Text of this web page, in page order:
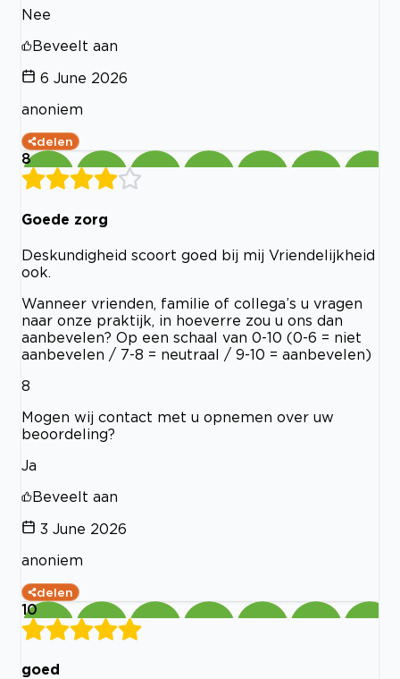
Nee
Beveelt aan
6 June 2026
anoniem
delen
8
Goede zorg
Deskundigheid scoort goed bij mij Vriendelijkheid
ook.
Wanneer vrienden, familie of collega’s u vragen
naar onze praktijk, in hoeverre zou u ons dan
aanbevelen? Op een schaal van 0-10 (0-6 = niet
aanbevelen / 7-8 = neutraal / 9-10 = aanbevelen)
8
Mogen wij contact met u opnemen over uw
beoordeling?
Ja
Beveelt aan
3 June 2026
anoniem
delen
10
goed